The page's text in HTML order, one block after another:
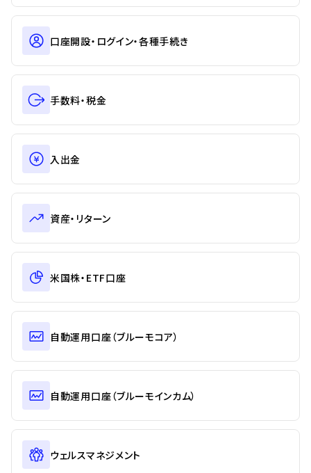
口座開設・ログイン・各種手続き
手数料・税金
入出金
資産・リターン
米国株・ETF口座
自動運用口座（ブルーモコア）
自動運用口座（ブルーモインカム）
ウェルスマネジメント